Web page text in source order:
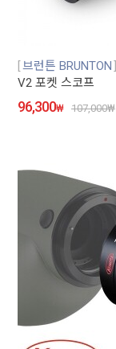
브런튼 BRUNTON
V2 포켓 스코프
96,300₩ 107,000₩